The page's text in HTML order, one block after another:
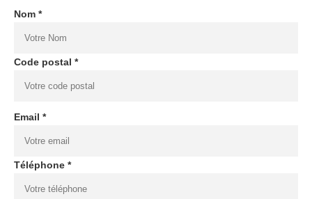
Nom *
Code postal *
Email *
Téléphone *